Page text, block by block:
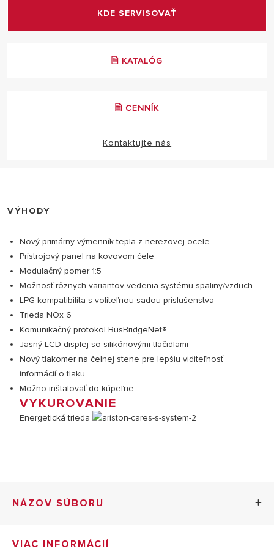
KDE SERVISOVAŤ
🗎 KATALÓG
🗎 CENNÍK
Kontaktujte nás
VÝHODY
Nový primárny výmenník tepla z nerezovej ocele
Prístrojový panel na kovovom čele
Modulačný pomer 1:5
Možnosť rôznych variantov vedenia systému spaliny/vzduch
LPG kompatibilita s voliteľnou sadou príslušenstva
Trieda NOx 6
Komunikačný protokol BusBridgeNet®
Jasný LCD displej so silikónovými tlačidlami
Nový tlakomer na čelnej stene pre lepšiu viditeľnosť
informácií o tlaku
Možno inštalovať do kúpeľne
VYKUROVANIE
Energetická trieda
NÁZOV SÚBORU
CARES S SYSTEM katalogový list (PDF, 382.77 kb)
VIAC INFORMÁCIÍ